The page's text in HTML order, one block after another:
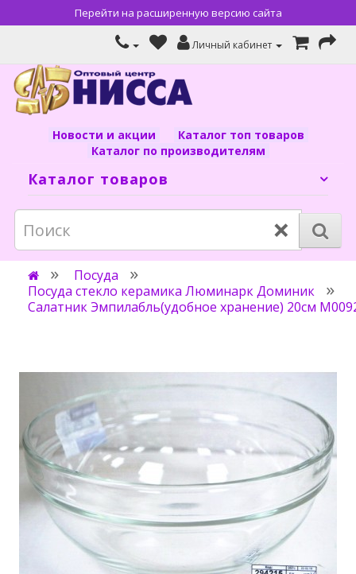
Перейти на расширенную версию сайта
Личный кабинет
Новости и акции
Каталог топ товаров
Каталог по производителям
Каталог товаров
×
Посуда
Посуда стекло керамика Люминарк Доминик
Салатник Эмпилабль(удобное хранение) 20см